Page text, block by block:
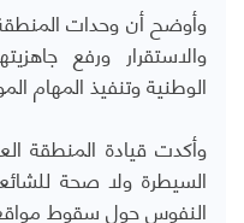
وأوضح أن وحدات
والاستقرار ورفع
الوطنية وتنفيذ المهام
وأكدت قيادة المنطقة
السيطرة ولا صحة
النفوس حول سقوط